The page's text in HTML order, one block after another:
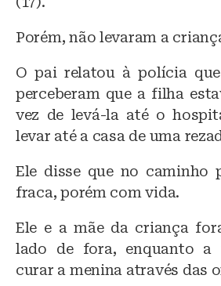
Porém, não levaram a
O pai relatou à polícia
perceberam que a filha
vez de levá-la até o
levar até a casa de uma
Ele disse que no caminho
fraca, porém com vida.
Ele e a mãe da criança
lado de fora, enquanto a
curar a menina através das